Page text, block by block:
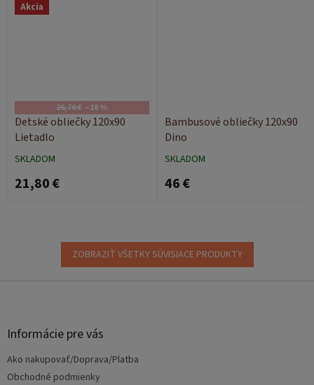
Akcia
26,70 € –18 %
Detské obliečky 120x90
Lietadlo
SKLADOM
21,80 €
Bambusové obliečky 120x90
Dino
SKLADOM
46 €
ZOBRAZIŤ VŠETKY SÚVISIACE PRODUKTY
Informácie pre vás
Ako nakupovať/Doprava/Platba
Obchodné podmienky